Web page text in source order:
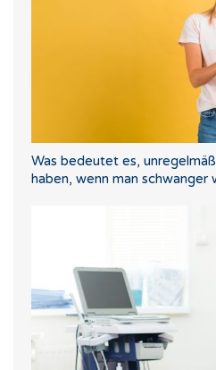
Was bedeutet es,
haben, wenn man schwanger